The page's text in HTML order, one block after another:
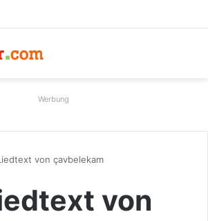
Werbung
von çavbelekam
von